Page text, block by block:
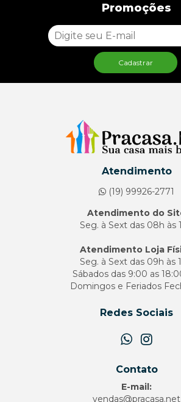
Promoções
Cadastrar
Atendimento
(19) 99926-2771
Atendimento do
Seg. à Sext das 08h às
Atendimento Loja
Seg. à Sext das 09h às
Sábados das 9:00 as
Domingos e Feriados
Redes Sociais
Contato
E-mail:
vendas@pracasa.net